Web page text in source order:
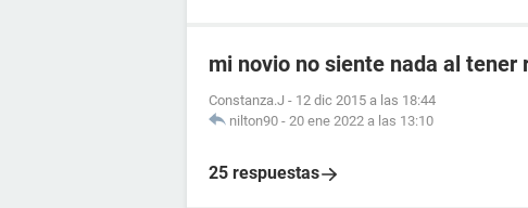
mi novio no siente nada al tener
Constanza.J - 12 dic 2015 a las 18:44
nilton90 - 20 ene 2022 a las 13:10
25 respuestas